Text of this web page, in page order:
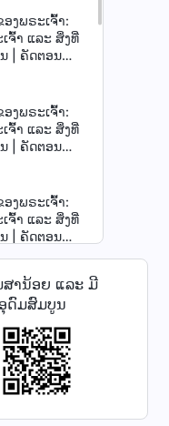
ງພຣະເຈົ້າ:
ຈົ້າ ແລະ ສິ່ງທີ່
| ຄັດຕອນ
ງພຣະເຈົ້າ:
ຈົ້າ ແລະ ສິ່ງທີ່
| ຄັດຕອນ
ງພຣະເຈົ້າ:
ຈົ້າ ແລະ ສິ່ງທີ່
| ຄັດຕອນ
ງພຣະເຈົ້າ:
ຈົ້າ ແລະ ສິ່ງທີ່
| ຄັດຕອນ
ງພຣະເຈົ້າ:
າ ແລະ ສິ່ງທີ່
| ຄັດຕອນ
ສານ້ອຍ ແລະ ມີ
ດົມສົມບູນ